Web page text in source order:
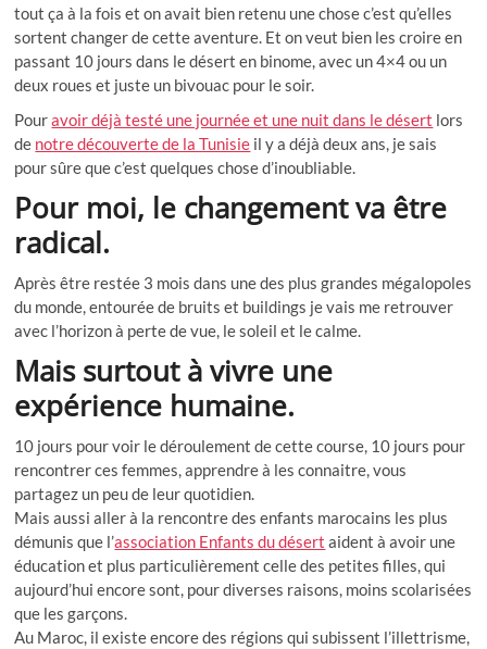
tout ça à la fois et on avait bien retenu une chose c’est qu’elles
sortent changer de cette aventure. Et on veut bien les croire en
passant 10 jours dans le désert en binome, avec un 4×4 ou un
deux roues et juste un bivouac pour le soir.
Pouravoir déjà testé une journée et une nuit dans le désert lors
de notre découverte de la Tunisie il y a déjà deux ans, je sais
pour sûre que c’est quelques chose d’inoubliable.
Pour moi, le changement va être
radical.
Après être restée 3 mois dans une des plus grandes mégalopoles
du monde, entourée de bruits et buildings je vais me retrouver
avec l’horizon à perte de vue, le soleil et le calme.
Mais surtout à vivre une
expérience humaine.
10 jours pour voir le déroulement de cette course, 10 jours pour
rencontrer ces femmes, apprendre à les connaitre, vous
partagez un peu de leur quotidien.
Mais aussi aller à la rencontre des enfants marocains les plus
démunis que l’association Enfants du désert aident à avoir une
éducation et plus particulièrement celle des petites filles, qui
aujourd’hui encore sont, pour diverses raisons, moins scolarisées
que les garçons.
Au Maroc, il existe encore des régions qui subissent l’illettrisme,